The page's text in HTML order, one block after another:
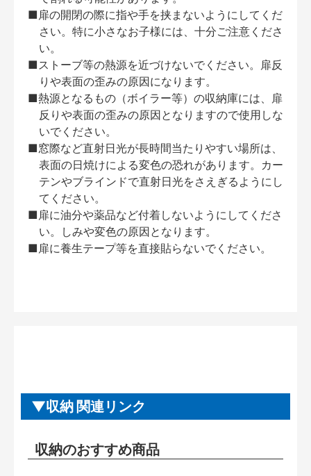
■扉の開閉の際に指や手を挟まないようにしてくだ
さい。特に小さなお子様には、十分ご注意くださ
い。
■ストーブ等の熱源を近づけないでください。扉反
りや表面の歪みの原因になります。
■熱源となるもの（ボイラー等）の収納庫には、扉
反りや表面の歪みの原因となりますので使用しな
いでください。
■窓際など直射日光が長時間当たりやすい場所は、
表面の日焼けによる変色の恐れがあります。カー
テンやブラインドで直射日光をさえぎるようにし
てください。
■扉に油分や薬品など付着しないようにしてくださ
い。しみや変色の原因となります。
■扉に養生テープ等を直接貼らないでください。
収納 関連リンク
収納のおすすめ商品